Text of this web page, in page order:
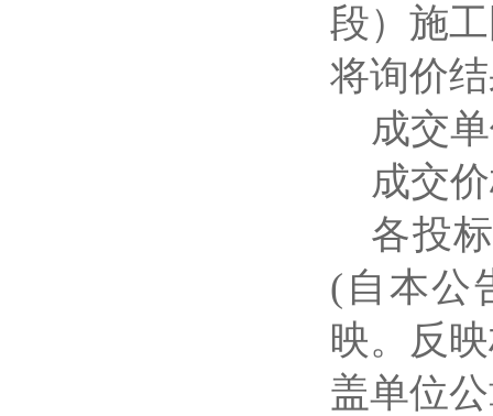
段）施
将询价
成交
成交
各投
(自本公
映。反
盖单位